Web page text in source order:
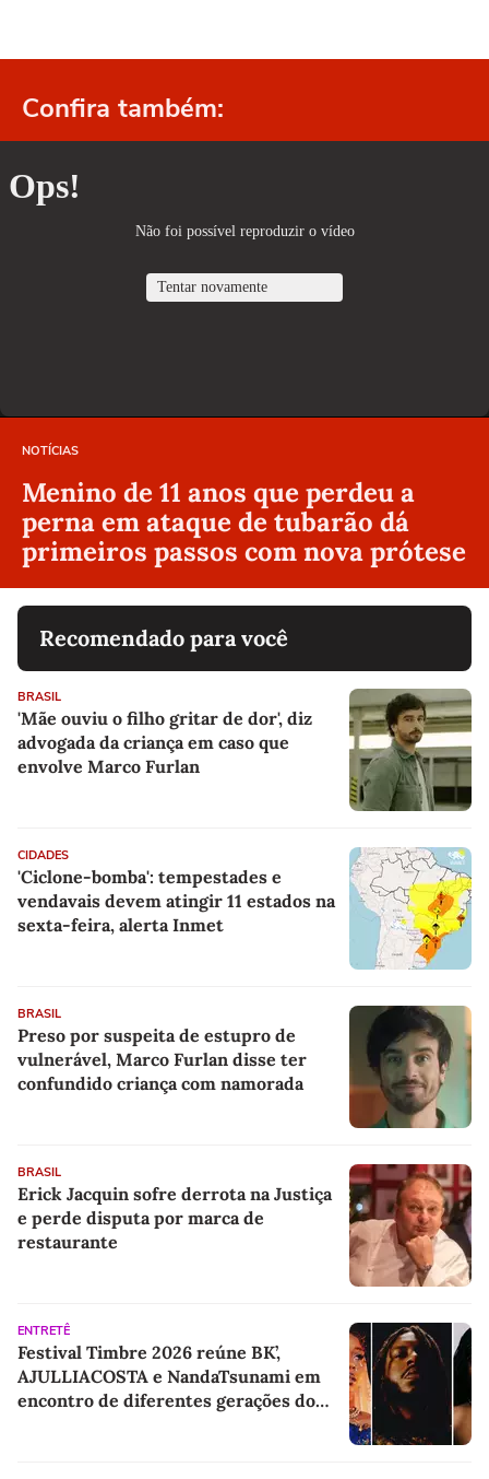
Confira também:
NOTÍCIAS
Menino de 11 anos que perdeu a
perna em ataque de tubarão dá
primeiros passos com nova prótese
Recomendado para você
BRASIL
'Mãe ouviu o filho gritar de dor', diz
advogada da criança em caso que
envolve Marco Furlan
CIDADES
'Ciclone-bomba': tempestades e
vendavais devem atingir 11 estados na
sexta-feira, alerta Inmet
BRASIL
Preso por suspeita de estupro de
vulnerável, Marco Furlan disse ter
confundido criança com namorada
BRASIL
Erick Jacquin sofre derrota na Justiça
e perde disputa por marca de
restaurante
ENTRETÊ
Festival Timbre 2026 reúne BK’,
AJULLIACOSTA e NandaTsunami em
encontro de diferentes gerações do